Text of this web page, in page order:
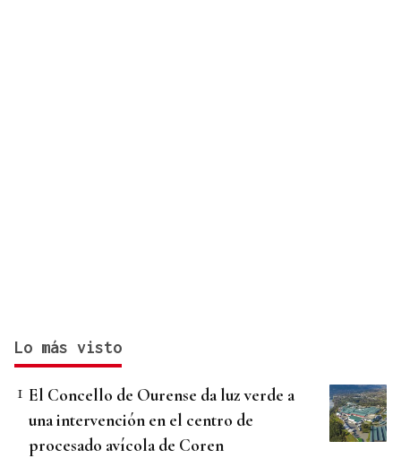
Lo más visto
El Concello de Ourense da luz verde a
una intervención en el centro de
procesado avícola de Coren